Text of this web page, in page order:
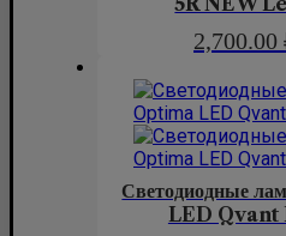
2,700.00
Светодиодные
LED Qvant